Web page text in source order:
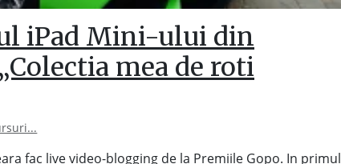
iPad Mini-ului din
mea de roti
fac live video-blogging de la Premiile Gopo. In primul